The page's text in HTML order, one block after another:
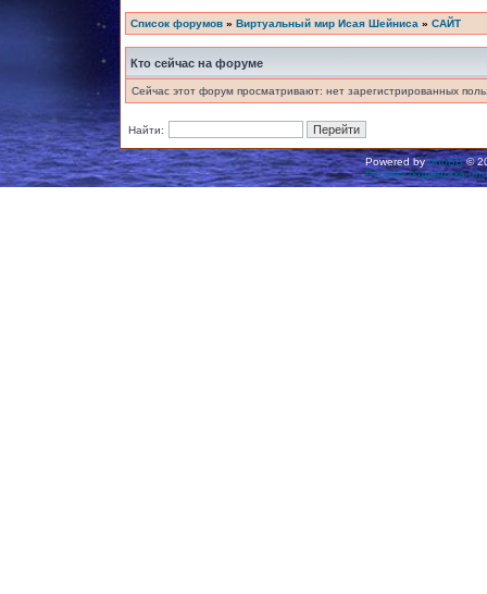
Список форумов » Виртуальный мир Исая Шейниса » САЙТ
Кто сейчас на форуме
Сейчас этот форум просматривают: нет зарегистрированных
Найти:
Powered byphpBB©
Русская поддержка